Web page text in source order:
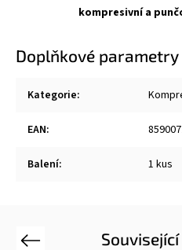
kompresivní a
Doplňkové parametry
Kategorie:
EAN:
Balení: 1 kus
Previous